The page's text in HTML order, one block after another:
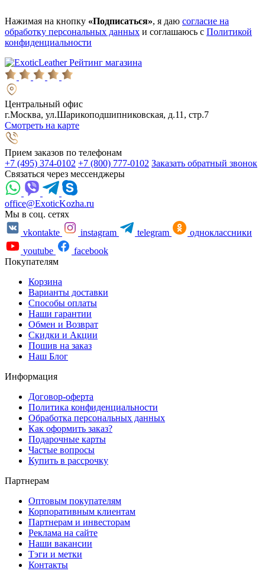
Нажимая на кнопку «Подписаться», я даю согласие на
обработку персональных данных и соглашаюсь с Политикой
конфиденциальности
Рейтинг магазина
Центральный офис
г.Москва, ул.Шарикоподшипниковская, д.11, стр.7
Смотреть на карте
Прием заказов по телефонам
+7 (495) 374-0102 +7 (800) 777-0102 Заказать обратный звонок
Связаться через мессенджеры
office@ExoticKozha.ru
Мы в соц. сетях
vkontakte
instagram telegram
одноклассники
youtube
facebook
Покупателям
Корзина
Варианты доставки
Способы оплаты
Наши гарантии
Обмен и Возврат
Скидки и Акции
Пошив на заказ
Наш Блог
Информация
Договор-оферта
Политика конфиденциальности
Обработка персональных данных
Как оформить заказ?
Подарочные карты
Частые вопросы
Купить в рассрочку
Партнерам
Оптовым покупателям
Корпоративным клиентам
Партнерам и инвесторам
Реклама на сайте
Наши вакансии
Тэги и метки
Контакты